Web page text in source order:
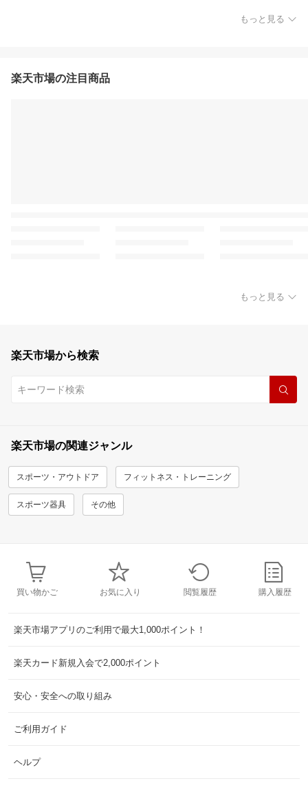
もっと見る
楽天市場の注目商品
もっと見る
楽天市場から検索
楽天市場の関連ジャンル
スポーツ・アウトドア フィットネス・トレーニング
スポーツ器具 その他
買い物かご お気に入り 閲覧履歴 購入履歴
楽天市場アプリのご利用で最大1,000ポイント！
楽天カード新規入会で2,000ポイント
安心・安全への取り組み
ご利用ガイド
ヘルプ